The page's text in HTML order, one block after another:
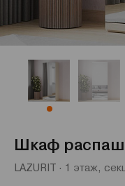
Шкаф
LAZURIT · 1 этаж,